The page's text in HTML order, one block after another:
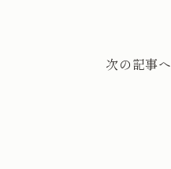
次の記事へ